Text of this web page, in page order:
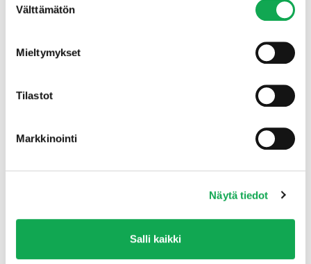
valinta
Välttämätön
Mieltymykset
Tilastot
Markkinointi
Näytä tiedot
Salli kaikki